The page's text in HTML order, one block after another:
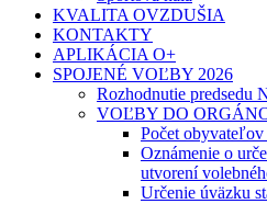
KVALITA OVZDUŠIA
KONTAKTY
APLIKÁCIA O+
SPOJENÉ VOĽBY 2026
Rozhodnutie predsedu
VOĽBY DO
Počet
Oznámenie o
utvorení
Určenie úväzku